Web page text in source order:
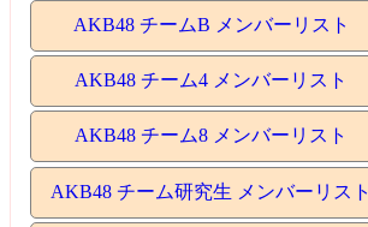
AKB48 チームB メンバーリスト
AKB48 チーム4 メンバーリスト
AKB48 チーム8 メンバーリスト
AKB48 チーム研究生 メンバーリスト